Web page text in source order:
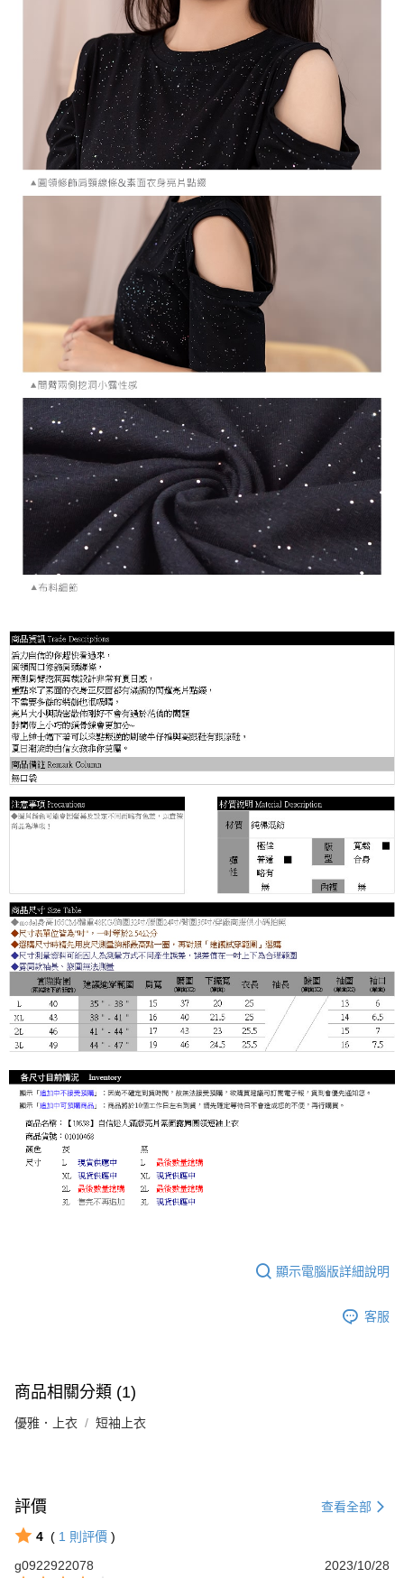
顯示電腦版詳細說明
客服
商品相關分類 (1)
優雅．上衣 短袖上衣
評價 查看全部
4 ( 1 則評價 )
g0922922078
2023/10/28